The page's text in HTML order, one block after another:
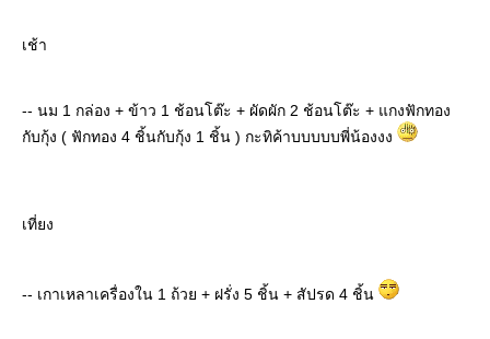
เช้า
-- นม 1 กล่อง + ข้าว 1 ช้อนโต๊ะ + ผัดผัก 2 ช้อนโต๊ะ + แกงฟักทอง
กับกุ้ง ( ฟักทอง 4 ชิ้นกับกุ้ง 1 ชิ้น ) กะทิค้าบบบบบพี่น้องงง
เที่ยง
-- เกาเหลาเครื่องใน 1 ถ้วย + ฝรั่ง 5 ชิ้น + สัปรด 4 ชิ้น